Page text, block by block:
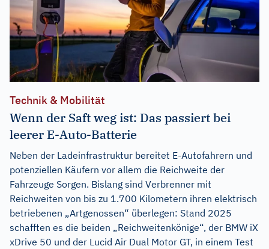
Technik & Mobilität
Wenn der Saft weg ist: Das passiert bei
leerer E-Auto-Batterie
Neben der Ladeinfrastruktur bereitet E-Autofahrern und
potenziellen Käufern vor allem die Reichweite der
Fahrzeuge Sorgen. Bislang sind Verbrenner mit
Reichweiten von bis zu 1.700 Kilometern ihren elektrisch
betriebenen „Artgenossen“ überlegen: Stand 2025
schafften es die beiden „Reichweitenkönige“, der BMW iX
xDrive 50 und der Lucid Air Dual Motor GT, in einem Test